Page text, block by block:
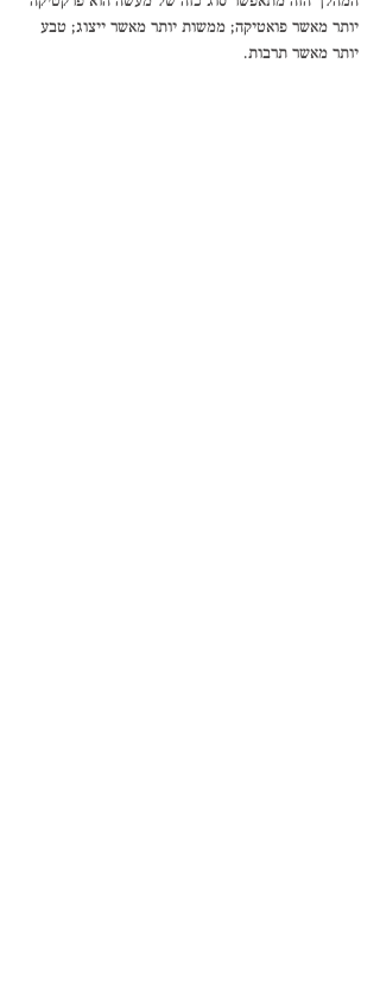
יותר מאשר פואטיקה; ממשות יותר מאשר ייצוג; טבע
יותר מאשר תרבות.